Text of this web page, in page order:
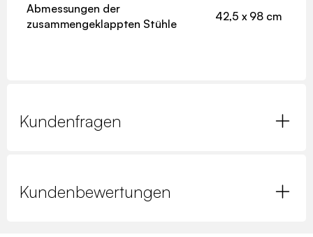
Abmessungen der
zusammengeklappten Stühle
42,5 x 98 cm
Kundenfragen
Kundenbewertungen